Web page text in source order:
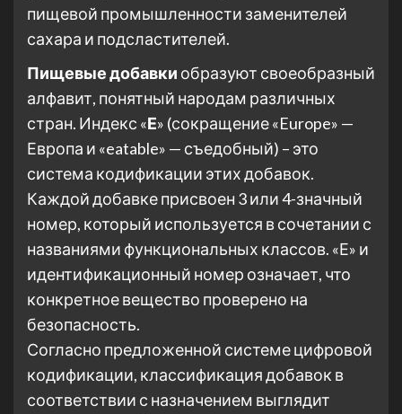
пищевой промышленности заменителей
сахара и подсластителей.
Пищевые добавки образуют своеобразный
алфавит, понятный народам различных
стран. Индекс «Е» (сокращение «Europe» —
Европа и «eatable» — съедобный) – это
система кодификации этих добавок.
Каждой добавке присвоен 3 или 4-значный
номер, который используется в сочетании с
названиями функциональных классов. «Е» и
идентификационный номер означает, что
конкретное вещество проверено на
безопасность.
Согласно предложенной системе цифровой
кодификации, классификация добавок в
соответствии с назначением выглядит